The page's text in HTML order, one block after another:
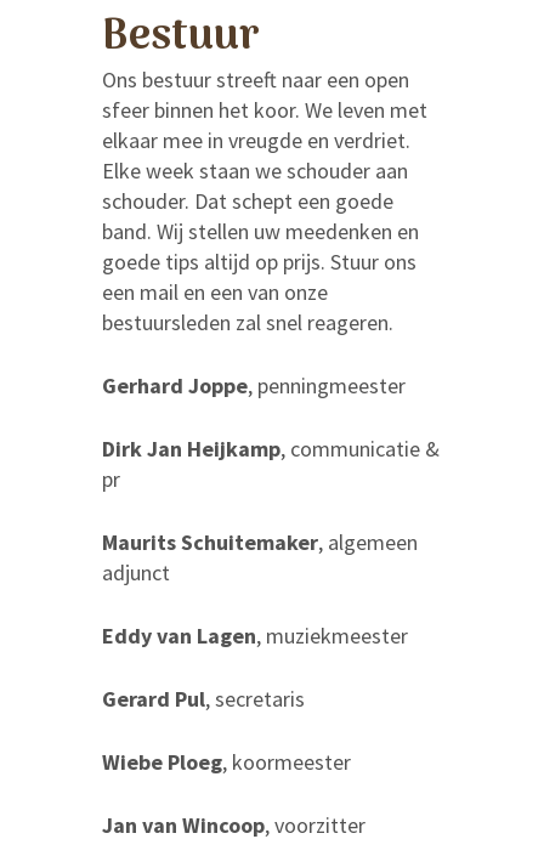
Bestuur
Ons bestuur streeft naar een open
sfeer binnen het koor. We leven met
elkaar mee in vreugde en verdriet.
Elke week staan we schouder aan
schouder. Dat schept een goede
band. Wij stellen uw meedenken en
goede tips altijd op prijs. Stuur ons
een mail en een van onze
bestuursleden zal snel reageren.
Gerhard Joppe, penningmeester
Dirk Jan Heijkamp, communicatie &
pr
Maurits Schuitemaker, algemeen
adjunct
Eddy van Lagen, muziekmeester
Gerard Pul, secretaris
Wiebe Ploeg, koormeester
Jan van Wincoop, voorzitter